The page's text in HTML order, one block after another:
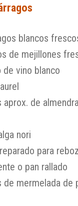
blancos
de mejillones
de vino blanco
aprox. de
nori
para
o pan rallado
de mermelada de